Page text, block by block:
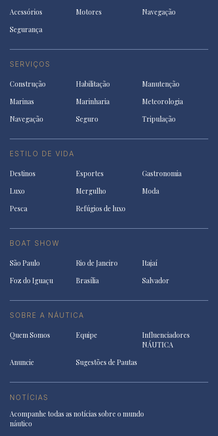
Acessórios Motores
Navegação
Segurança
SERVIÇOS
Construção Habilitação
Manutenção
Marinas
Marinharia
Meteorologia
Navegação
Seguro Tripulação
ESTILO DE VIDA
Destinos Esportes
Gastronomia
Luxo
Mergulho
Moda
Pesca
Refúgios de luxo
BOAT SHOW
São Paulo Rio de Janeiro
Itajaí
Foz do Iguaçu
Brasília Salvador
SOBRE A NÁUTICA
Quem Somos Equipe
Influenciadores
NÁUTICA
Anuncie
Sugestões de Pautas
NOTÍCIAS
Acompanhe todas as notícias sobre o mundo
náutico